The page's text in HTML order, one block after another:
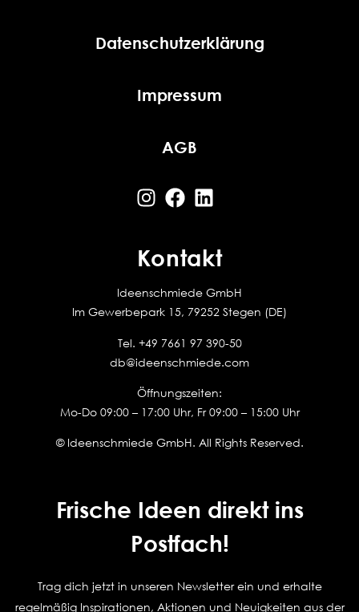
Datenschutzerklärung
Impressum
AGB
Kontakt
Ideenschmiede GmbH
Im Gewerbepark 15, 79252 Stegen (DE)
Tel. +49 7661 97 390-50
db@ideenschmiede.com
Öffnungszeiten:
Mo-Do 09:00 – 17:00 Uhr, Fr 09:00 – 15:00 Uhr
© Ideenschmiede GmbH. All Rights Reserved.
Frische Ideen direkt ins
Postfach!
Trag dich jetzt in unseren Newsletter ein und erhalte
regelmäßig Inspirationen, Aktionen und Neuigkeiten aus der